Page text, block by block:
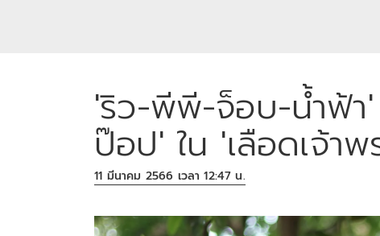
'ริว-พีพี-จ็อบ-น้ำฟ้า
ป๊อป' ใน 'เลือดเจ้าพ
11 มีนาคม 2566 เวลา 12:47 น.